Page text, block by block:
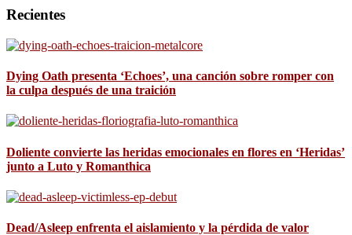
Recientes
Dying Oath presenta ‘Echoes’, una canción sobre romper con
la culpa después de una traición
Doliente convierte las heridas emocionales en flores en ‘Heridas’
junto a Luto y Romanthica
Dead/Asleep enfrenta el aislamiento y la pérdida de valor